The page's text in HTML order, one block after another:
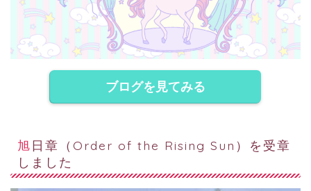
ブログを見てみる
旭日章（Order of the Rising Sun）を受章
しました